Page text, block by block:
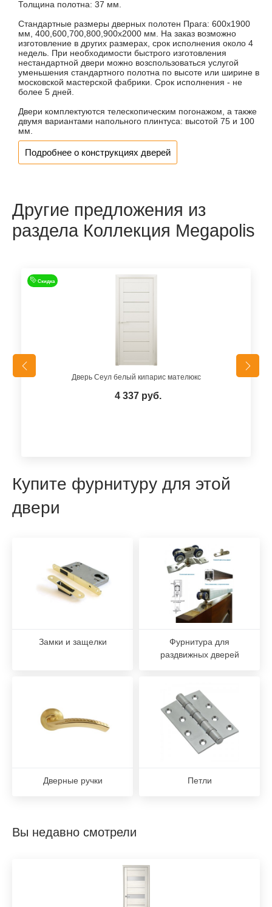
Толщина полотна: 37 мм.
Стандартные размеры дверных полотен Прага: 600х1900
мм, 400,600,700,800,900х2000 мм. На заказ возможно
изготовление в других размерах, срок исполнения около 4
недель. При необходимости быстрого изготовления
нестандартной двери можно возспользоваться услугой
уменьшения стандартного полотна по высоте или ширине в
московской мастерской фабрики. Срок исполнения - не
более 5 дней.
Двери комплектуются телескопическим погонажом, а также
двумя вариантами напольного плинтуса: высотой 75 и 100
мм.
Подробнее о конструкциях дверей
Другие предложения из
раздела Коллекция Megapolis
Скидка
Дверь Сеул белый кипарис мателюкс
4 337 руб.
Купите фурнитуру для этой
двери
Замки и защелки
Фурнитура для
раздвижных дверей
Дверные ручки Петли
Вы недавно смотрели